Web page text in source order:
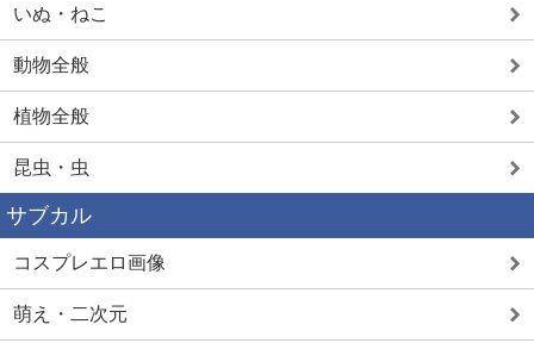
いぬ・ねこ
動物全般
植物全般
昆虫・虫
サブカル
コスプレエロ画像
萌え・二次元